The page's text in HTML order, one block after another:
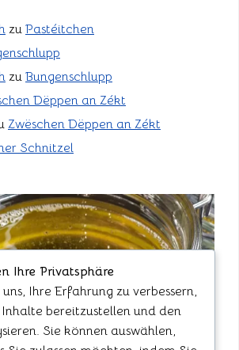
zu Pastéitchen
zu Bungenschlupp
Dëppen an Zékt
Zwëschen Dëppen an Zékt
Schnitzel
Ihre Privatsphäre
Ihre Erfahrung zu verbessern,
bereitzustellen und den
Sie können auswählen,